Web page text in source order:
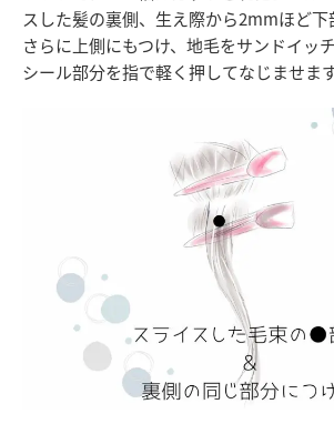
スした髪の裏側、生え際から2mmほど下
さらに上側にもつけ、地毛をサンドイッチ
シール部分を指で軽く押してなじませます